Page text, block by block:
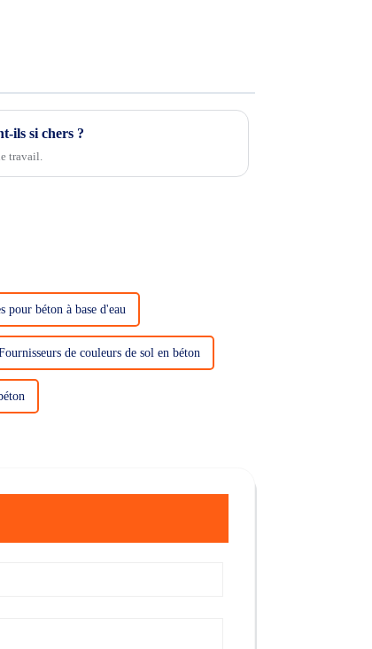
ils si chers ?
travail.
pour béton à base d'eau
de couleurs de sol en béton